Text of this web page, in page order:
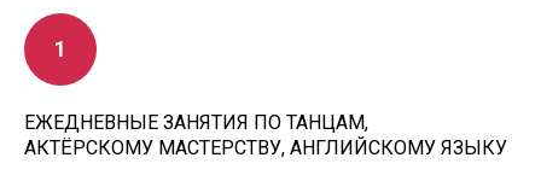
ЕЖЕДНЕВНЫЕ ЗАНЯТИЯ ПО ТАНЦАМ,
АКТЁРСКОМУ МАСТЕРСТВУ, АНГЛИЙСКОМУ ЯЗЫКУ